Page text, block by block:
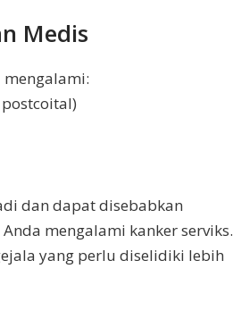
Medis
dan dapat disebabkan
mengalami kanker serviks.
yang perlu diselidiki lebih